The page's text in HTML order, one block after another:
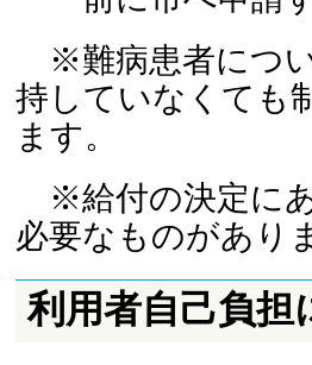
※難病患者につ
持していなくても
ます。
※給付の決定に
必要なものがあり
利用者自己負担